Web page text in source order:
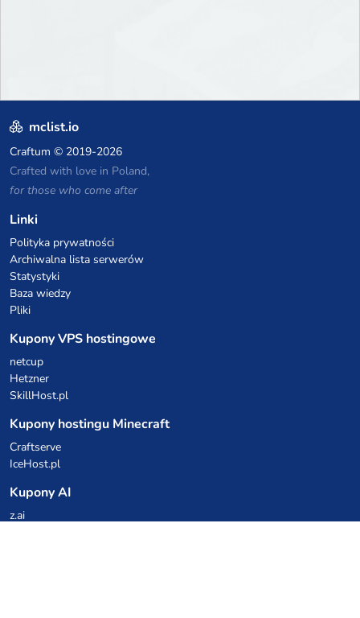
mclist.io
Craftum © 2019-2026
Crafted with love in Poland,
for those who come after
Linki
Polityka prywatności
Archiwalna lista serwerów
Statystyki
Baza wiedzy
Pliki
Kupony VPS hostingowe
netcup
Hetzner
SkillHost.pl
Kupony hostingu Minecraft
Craftserve
IceHost.pl
Kupony AI
z.ai